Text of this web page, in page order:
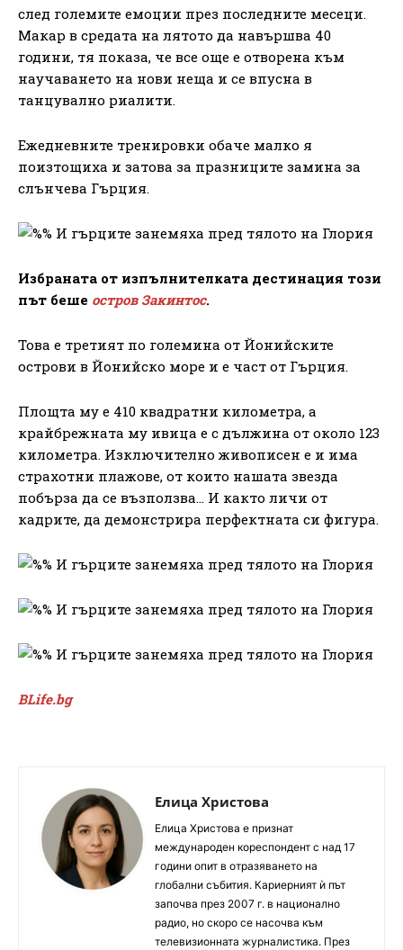
след големите емоции през последните месеци.
Макар в средата на лятото да навършва 40
години, тя показа, че все още е отворена към
научаването на нови неща и се впусна в
танцувално риалити.
Ежедневните тренировки обаче малко я
поизтощиха и затова за празниците замина за
слънчева Гърция.
Избраната от изпълнителката дестинация този
път беше остров Закинтос.
Това е третият по големина от Йонийските
острови в Йонийско море и е част от Гърция.
Площта му е 410 квадратни километра, а
крайбрежната му ивица е с дължина от около 123
километра. Изключително живописен е и има
страхотни плажове, от които нашата звезда
побърза да се възползва… И както личи от
кадрите, да демонстрира перфектната си фигура.
BLife.bg
Елица Христова
Елица Христова е признат
международен кореспондент с над 17
години опит в отразяването на
глобални събития. Кариерният ѝ път
започва през 2007 г. в национално
радио, но скоро се насочва към
телевизионната журналистика. През